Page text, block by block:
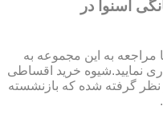
اسنوا در
مراجعه به این مجموعه به
نمایید.شیوه خرید اقساطی
نظر گرفته شده که بازنشسته